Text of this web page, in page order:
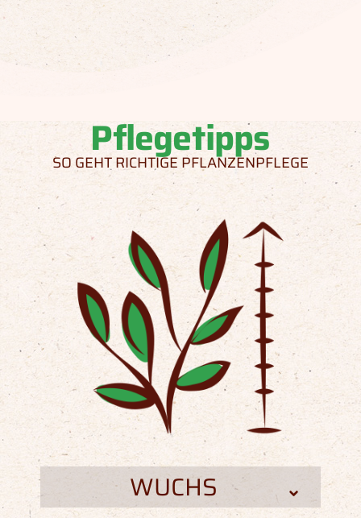
Pflegetipps
SO GEHT RICHTIGE PFLANZENPFLEGE
WUCHS